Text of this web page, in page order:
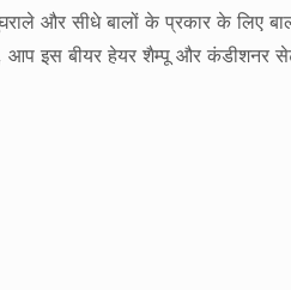
और सीधे बालों के प्रकार के लिए
आप इस बीयर हेयर शैम्पू और कंडीशनर